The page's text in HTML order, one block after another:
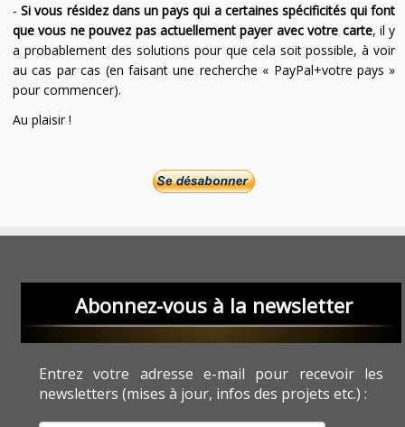
-Si vous résidez dans un pays qui a certaines spécificités qui font
que vous ne pouvez pas actuellement payer avec votre carte, il y
a probablement des solutions pour que cela soit possible, à voir
au cas par cas (en faisant une recherche « PayPal+votre pays »
pour commencer).
Au plaisir !
Abonnez-vous à la newsletter
Entrez votre adresse e-mail pour recevoir les
newsletters (mises à jour, infos des projets etc.) :